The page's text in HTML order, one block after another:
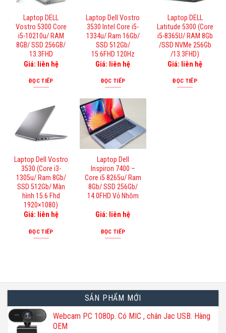
Laptop DELL
Vostro 5300 Core
i5-10210u/ RAM
8GB/ SSD 256GB/
13.3FHD
Giá: liên hệ
ĐỌC TIẾP
Laptop Dell Vostro
3530 Intel Core i5-
1334u/ Ram 16Gb/
SSD 512Gb/
15.6FHD 120Hz
Giá: liên hệ
ĐỌC TIẾP
Laptop DELL
Latitude 5300 (Core
i5-8365U/ RAM 8Gb
/SSD NVMe 256Gb
/13.3FHD)
Giá: liên hệ
ĐỌC TIẾP
Laptop Dell Vostro
3530 (Core i3-
1305u/ Ram 8Gb/
SSD 512Gb/ Màn
hình 15.6 Fhd
1920×1080)
Giá: liên hệ
ĐỌC TIẾP
Laptop Dell
Inspiron 7400 –
Core i5 8265u/ Ram
8Gb/ SSD 256Gb/
14.0FHD Vỏ Nhôm
Giá: liên hệ
ĐỌC TIẾP
SẢN PHẨM MỚI
Webcam PC 1080p. Có MIC , chân Jac USB. Hàng
OEM